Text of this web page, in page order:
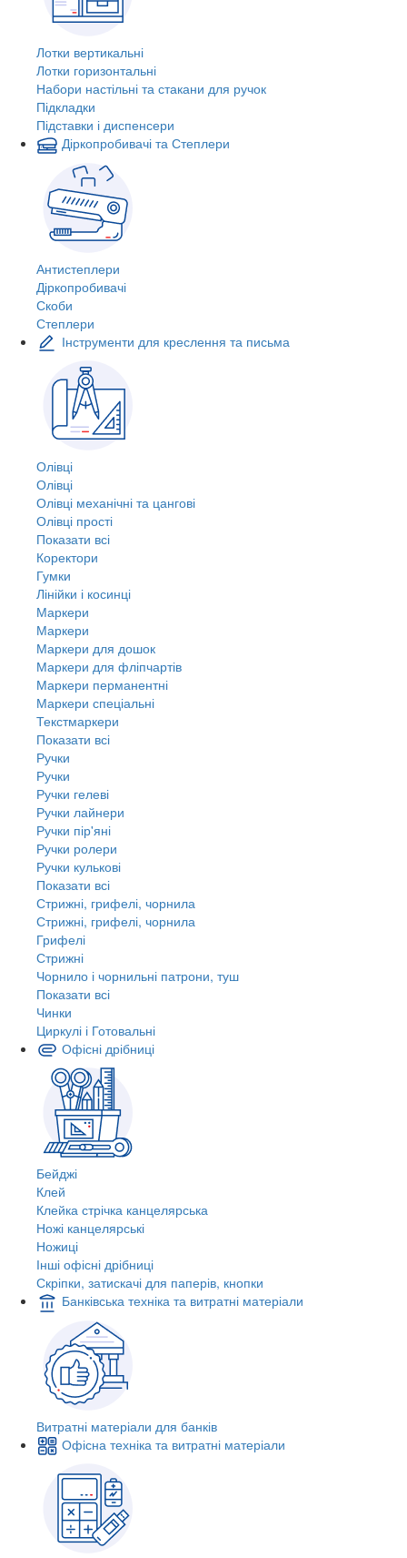
Лотки вертикальні
Лотки горизонтальні
Набори настільні та стакани для ручок
Підкладки
Підставки і диспенсери
Діркопробивачі та Степлери
Антистеплери
Діркопробивачі
Скоби
Степлери
Інструменти для креслення та письма
Олівці
Олівці
Олівці механічні та цангові
Олівці прості
Показати всі
Коректори
Гумки
Лінійки і косинці
Маркери
Маркери
Маркери для дошок
Маркери для фліпчартів
Маркери перманентні
Маркери спеціальні
Текстмаркери
Показати всі
Ручки
Ручки
Ручки гелеві
Ручки лайнери
Ручки пір'яні
Ручки ролери
Ручки кулькові
Показати всі
Стрижні, грифелі, чорнила
Стрижні, грифелі, чорнила
Грифелі
Стрижні
Чорнило і чорнильні патрони, туш
Показати всі
Чинки
Циркулі і Готовальні
Офісні дрібниці
Бейджі
Клей
Клейка стрічка канцелярська
Ножі канцелярські
Ножиці
Інші офісні дрібниці
Скріпки, затискачі для паперів, кнопки
Банківська техніка та витратні матеріали
Витратні матеріали для банків
Офісна техніка та витратні матеріали